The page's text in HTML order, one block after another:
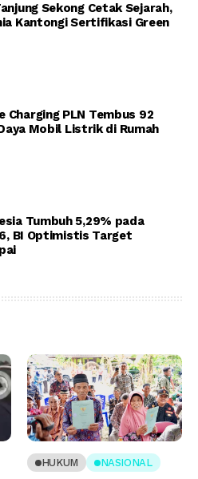
Sekong Cetak Sejarah,
Kantongi Sertifikasi Green
Charging PLN Tembus 92
Mobil Listrik di Rumah
Tumbuh 5,29% pada
BI Optimistis Target
HUKUM NASIONAL